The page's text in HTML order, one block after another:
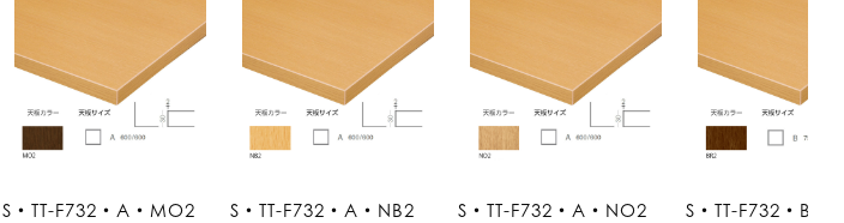
S・TT-F732・A・MO2 S・TT-F732・A・NB2 S・TT-F732・A・NO2 S・TT-F732・B・